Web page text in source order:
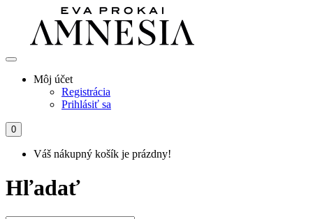
Môj účet
Registrácia
Prihlásiť sa
0
Váš nákupný košík je prázdny!
Hľadať